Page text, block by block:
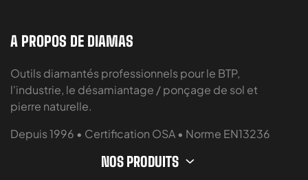
A PROPOS DE DIAMAS
Outils diamantés professionnels pour le BTP,
l'industrie, le désamiantage / ponçage de sol et
pierre naturelle.
Depuis 1996 • Certification OSA • Norme EN13236
NOS PRODUITS